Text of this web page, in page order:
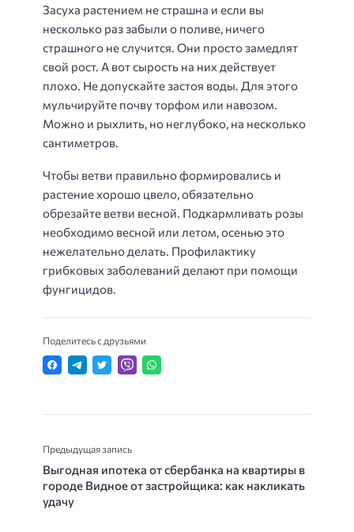
Засуха растением не страшна и если вы
несколько раз забыли о поливе, ничего
страшного не случится. Они просто замедлят
свой рост. А вот сырость на них действует
плохо. Не допускайте застоя воды. Для этого
мульчируйте почву торфом или навозом.
Можно и рыхлить, но неглубоко, на несколько
сантиметров.
Чтобы ветви правильно формировались и
растение хорошо цвело, обязательно
обрезайте ветви весной. Подкармливать розы
необходимо весной или летом, осенью это
нежелательно делать. Профилактику
грибковых заболеваний делают при помощи
фунгицидов.
Поделитесь с друзьями
Предыдущая запись
Выгодная ипотека от сбербанка на квартиры в
городе Видное от застройщика: как накликать
удачу